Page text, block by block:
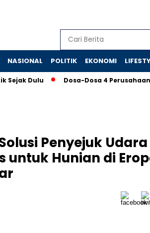
NASIONAL POLITIK EKONOMI
Dosa-Dosa 4 Perusahaan
Penyejuk
untuk Hunian di